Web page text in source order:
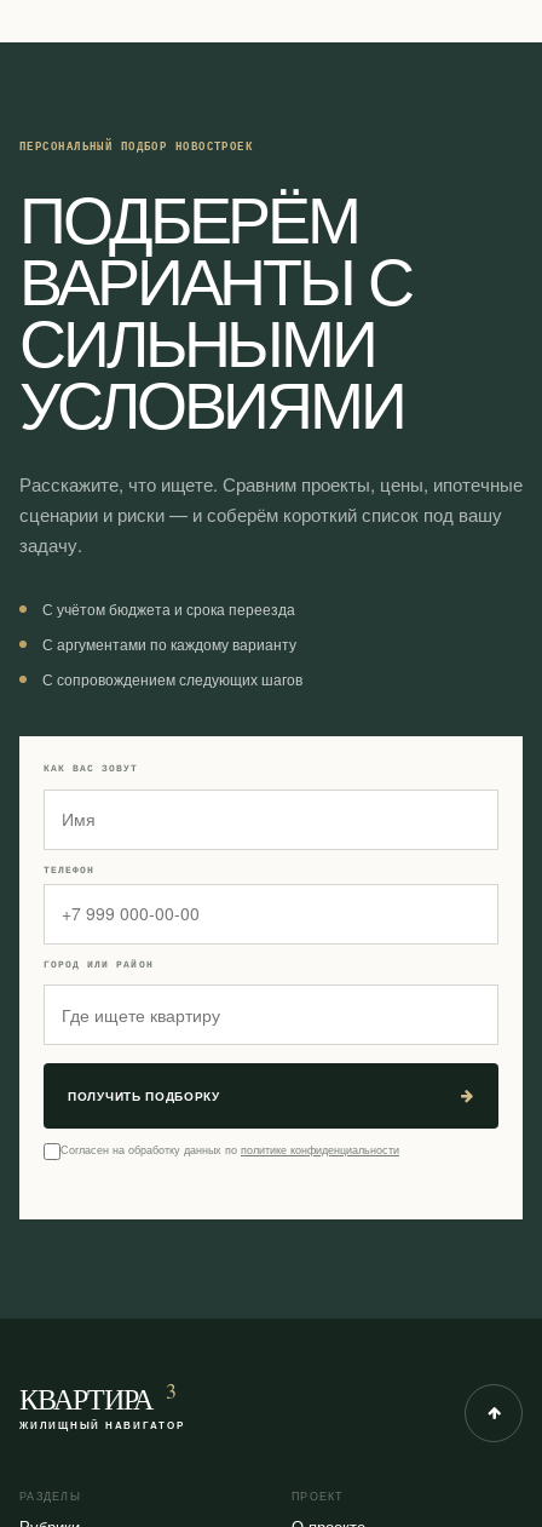
ПЕРСОНАЛЬНЫЙ ПОДБОР НОВОСТРОЕК
ПОДБЕРЁМ
ВАРИАНТЫ С
СИЛЬНЫМИ
УСЛОВИЯМИ
Расскажите, что ищете. Сравним проекты, цены, ипотечные
сценарии и риски — и соберём короткий список под вашу
задачу.
С учётом бюджета и срока переезда
С аргументами по каждому варианту
С сопровождением следующих шагов
КАК ВАС ЗОВУТ
ТЕЛЕФОН
ГОРОД ИЛИ РАЙОН
ПОЛУЧИТЬ ПОДБОРКУ
Согласен на обработку данных по политике конфиденциальности
КВАРТИРА 3
ЖИЛИЩНЫЙ НАВИГАТОР
РАЗДЕЛЫ ПРОЕКТ